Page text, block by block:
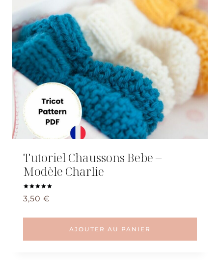
Tutoriel Chaussons Bebe –
Modèle Charlie
Note
5.00
3,50 €
AJOUTER AU PANIER